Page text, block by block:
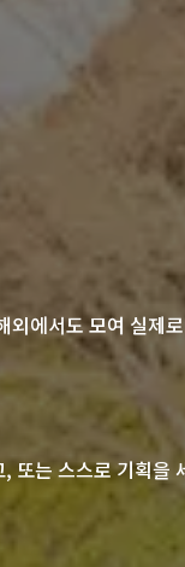
에서도 모여 실제
또는 스스로 기획을